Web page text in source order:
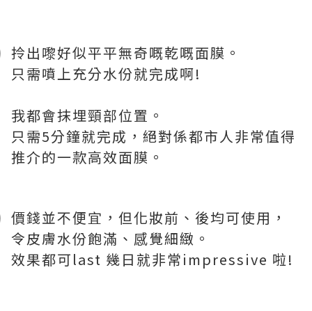
拎出嚟好似平平無奇嘅乾嘅面膜。
只需噴上充分水份就完成啊!
我都會抹埋頸部位置。
只需5分鐘就完成，絕對係都市人非常值得
推介的一款高效面膜。
價錢並不便宜，但化妝前、後均可使用，
令皮膚水份飽滿、感覺細緻。
效果都可last 幾日就非常impressive 啦!